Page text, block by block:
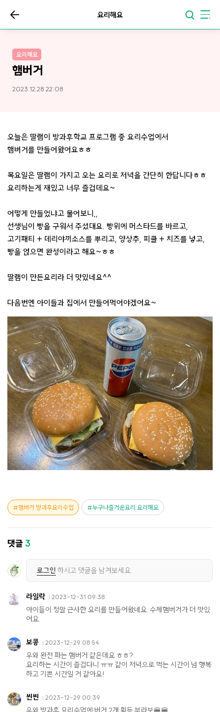
요리해요
요리해요
햄버거
2023.12.28 22:08
오늘은 딸램이 방과후학교 프로그램 중 요리수업에서
햄버거를 만들어왔어요ㅎㅎ
목요일은 딸램이 가지고 오는 요리로 저녁을 간단히 한답니다ㅎㅎ
요리하는게 재밌고 너무 즐겁데요~
어떻게 만들었냐고 물어보니,,
선생님이 빵을 구워서 주셨대요. 빵위에 머스타드를 바르고,
고기패티 + 데리야끼소스를 뿌리고, 양상추, 피클 + 치즈를 넣고,
빵을 얹으면 완성이라고 해요~ㅎㅎ
딸램이 만든요리라 더 맛있네요^^
다음번엔 아이들과 집에서 만들어먹어야겠어요~
햄버거 방과후요리수업 누구나즐거운요리 요리해요
댓글 3
로그인 하시고 댓글을 남겨보세요.
라일락 2023-12-31 09:38
아이들이 정말 근사한 요리를 만들어왔네요. 수제햄버거가 더 맛있
어요.
보콩 2023-12-29 08:54
우와 완전 파는 햄버거 같은데요 ㅎㅎ?
요리하는 시간이 즐겁다니 ㅠㅠ 같이 저녁으로 먹는 시간이 넘 행복
하고 기쁜 시간일 거 같아요!
씬씬 2023-12-29 00:39